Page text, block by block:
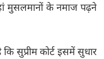
मुसलमानों के नमाज पढ़ने
सुप्रीम कोर्ट इसमें सुधार